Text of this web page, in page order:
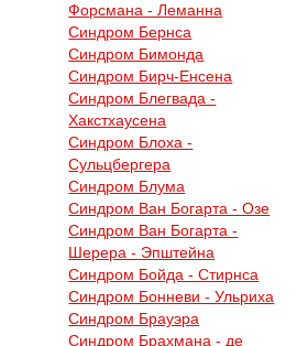
Форсмана - Леманна
Синдром Бернса
Синдром Бимонда
Синдром Бирч-Енсена
Синдром Блегвада -
Хакстхаусена
Синдром Блоха -
Сульцбергера
Синдром Блума
Синдром Ван Богарта - Озе
Синдром Ван Богарта -
Шерера - Эпштейна
Синдром Бойда - Стирнса
Синдром Бонневи - Ульриха
Синдром Брауэра
Синдром Брахмана - де